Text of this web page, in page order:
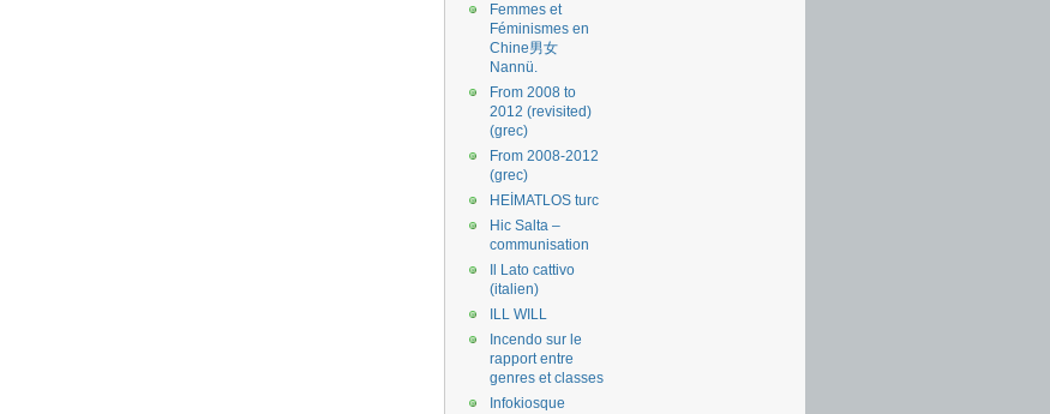
Femmes et
Féminismes en
Chine男女
Nannü.
From 2008 to
2012 (revisited)
(grec)
From 2008-2012
(grec)
HEİMATLOS turc
Hic Salta –
communisation
Il Lato cattivo
(italien)
ILL WILL
Incendo sur le
rapport entre
genres et classes
Infokiosque